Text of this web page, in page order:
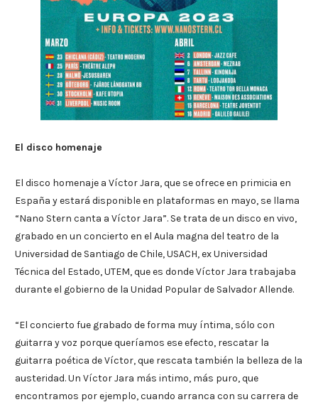
El disco homenaje
El disco homenaje a Víctor Jara, que se ofrece en primicia en
España y estará disponible en plataformas en mayo, se llama
“Nano Stern canta a Víctor Jara”. Se trata de un disco en vivo,
grabado en un concierto en el Aula magna del teatro de la
Universidad de Santiago de Chile, USACH, ex Universidad
Técnica del Estado, UTEM, que es donde Víctor Jara trabajaba
durante el gobierno de la Unidad Popular de Salvador Allende.
“El concierto fue grabado de forma muy íntima, sólo con
guitarra y voz porque queríamos ese efecto, rescatar la
guitarra poética de Víctor, que rescata también la belleza de la
austeridad. Un Víctor Jara más intimo, más puro, que
encontramos por ejemplo, cuando arranca con su carrera de